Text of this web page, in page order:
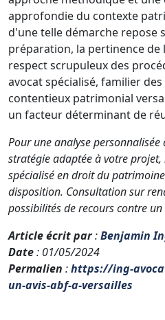
approfondie du contexte
d'une telle démarche repose
préparation, la pertinence
respect scrupuleux des
avocat spécialisé, familier
contentieux patrimonial
un facteur déterminant de
Pour une analyse
stratégie adaptée à votre
spécialisé en droit du
disposition. Consultation sur
possibilités de recours contre
Article écrit par:Benjamin
Date: 01/05/2024
Permalien :https://ing-
un-avis-abf-a-versailles